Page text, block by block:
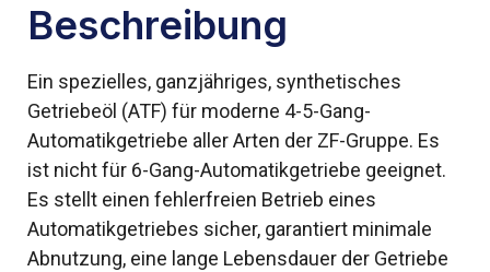
Beschreibung
Ein spezielles, ganzjähriges, synthetisches
Getriebeöl (ATF) für moderne 4-5-Gang-
Automatikgetriebe aller Arten der ZF-Gruppe. Es
ist nicht für 6-Gang-Automatikgetriebe geeignet.
Es stellt einen fehlerfreien Betrieb eines
Automatikgetriebes sicher, garantiert minimale
Abnutzung, eine lange Lebensdauer der Getriebe